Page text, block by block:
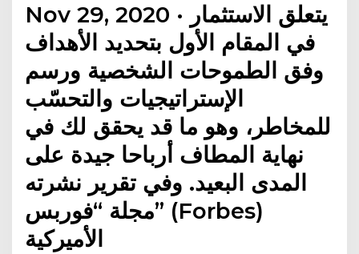
Nov 29, 2020 · يتعلق الاستثمار
في المقام الأول بتحديد الأهداف
وفق الطموحات الشخصية ورسم
الإستراتيجيات والتحسّب
للمخاطر، وهو ما قد يحقق لك في
نهاية المطاف أرباحا جيدة على
المدى البعيد. وفي تقرير نشرته
مجلة “فوربس” (Forbes)
الأميركية